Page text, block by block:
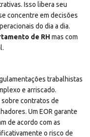
Isso libera seu
concentre em decisões
do dia a dia.
de RH mas com
trabalhistas
e arriscado.
contratos de
Um EOR garante
de acordo com as
o risco de